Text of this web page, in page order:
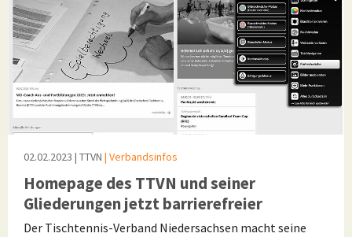
02.02.2023 | TTVN | Verbandsinfos
Homepage des TTVN und seiner
Gliederungen jetzt barrierefreier
Der Tischtennis-Verband Niedersachsen macht seine